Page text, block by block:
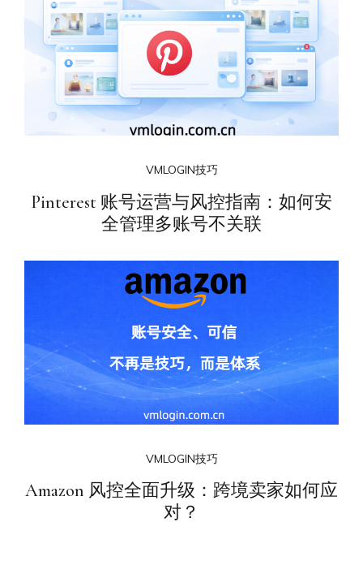
VMLOGIN技巧
Pinterest 账号运营与风控指南：如何安
全管理多账号不关联
VMLOGIN技巧
Amazon 风控全面升级：跨境卖家如何应
对？